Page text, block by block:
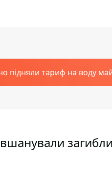
підняли тариф на воду